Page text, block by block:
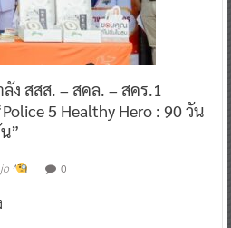
ง สสส. – สคล. – สคร.1
5 Healthy Hero : 90 วัน
”
^ 0